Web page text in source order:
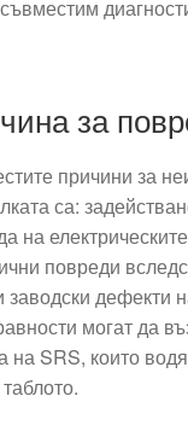
съвместим
за
причини за
са:
на
повреди
заводски дефекти
могат да
на SRS, които